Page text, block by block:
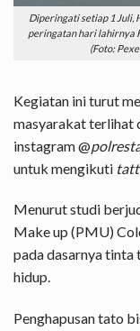
Diperingati setiap 1 Juli,
peringatan hari lahirnya
(Foto:
Kegiatan ini turut
masyarakat terlihat
instagram @
untuk mengikuti
Menurut studi
Make up (PMU)
pada dasarnya tinta
hidup.
Penghapusan tato